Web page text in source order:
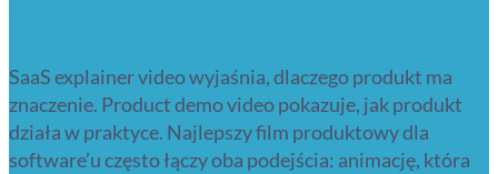
SaaS explainer video wyjaśnia, dlaczego produkt ma
znaczenie. Product demo video pokazuje, jak produkt
działa w praktyce. Najlepszy film produktowy dla
software’u często łączy oba podejścia: animację, która